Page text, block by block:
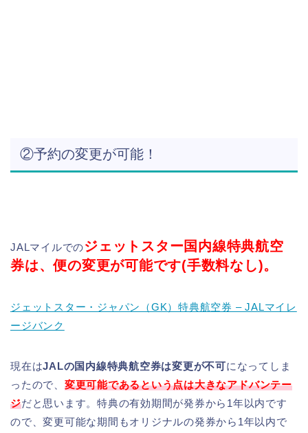
②予約の変更が可能！
JALマイルでのジェットスター国内線特典航空
券は、便の変更が可能です(手数料なし)。
ジェットスター・ジャパン（GK）特典航空券 – JALマイレ
ージバンク
現在はJALの国内線特典航空券は変更が不可になってしま
ったので、 変更可能であるという点は大きなアドバンテー
ジだと思います。特典の有効期間が発券から1年以内です
ので、変更可能な期間もオリジナルの発券から1年以内で